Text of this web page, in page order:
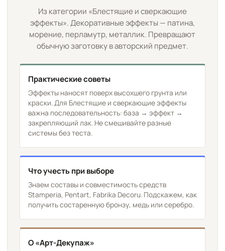
Из категории «Блестящие и сверкающие
эффекты». Декоративные эффекты — патина,
морение, перламутр, металлик. Превращают
обычную заготовку в авторский предмет.
Практические советы
Эффекты наносят поверх высохшего грунта или
краски. Для Блестящие и сверкающие эффекты
важна последовательность: база → эффект →
закрепляющий лак. Не смешивайте разные
системы без теста.
Что учесть при выборе
Знаем составы и совместимость средств
Stamperia, Pentart, Fabrika Decoru. Подскажем, как
получить состаренную бронзу, медь или серебро.
О «Арт-Декупаж»